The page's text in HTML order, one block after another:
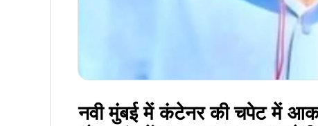
नवी मुंबई में कंटेनर की चपेट में